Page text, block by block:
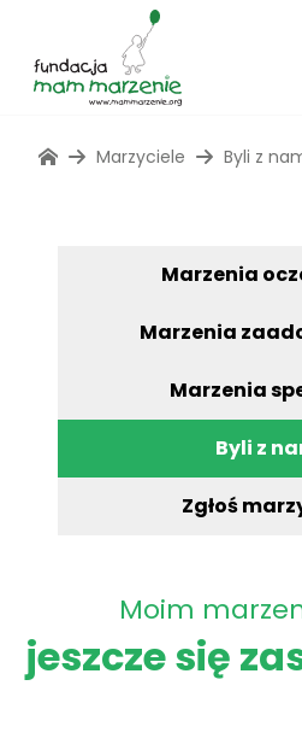
Marzyciele Byli z
Marzenia
Marzenia
Marzenia
Byli z
Zgłoś
Moim
jeszcze się